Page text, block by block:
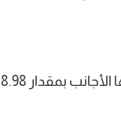
كما ارتفعت قيمة الأوراق المالية الحكومية الإيطالية التي يحتفظ بها الأجانب بمقدار 8.98